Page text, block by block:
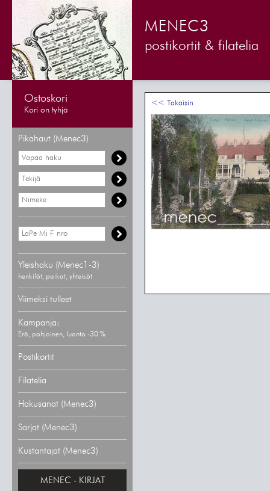
MENEC3
postikortit & filatelia
Ostoskori
Kori on tyhjä
Pikahaut (Menec3)
Yleishaku (Menec1-3)
henkilöt, paikat, yhteisöt
Viimeksi tulleet
Kampanja:
Erä, pohjoinen, luonto -30 %
Postikortit
Filatelia
Hakusanat (Menec3)
Sarjat (Menec3)
Kustantajat (Menec3)
MENEC - KIRJAT
<< Takaisin